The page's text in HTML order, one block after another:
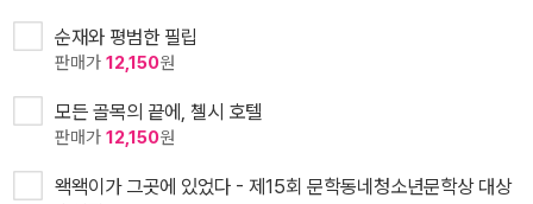
순재와 평범한 필립
판매가 12,150원
모든 골목의 끝에, 첼시 호텔
판매가 12,150원
왝왝이가 그곳에 있었다 - 제15회 문학동네청소년문학상 대상